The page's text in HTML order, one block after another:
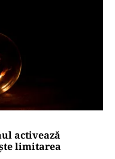
activează
limitarea